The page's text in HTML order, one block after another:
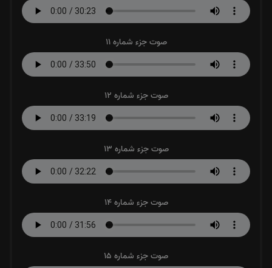
صوت جزء شماره 11
صوت جزء شماره 12
صوت جزء شماره 13
صوت جزء شماره 14
صوت جزء شماره 15